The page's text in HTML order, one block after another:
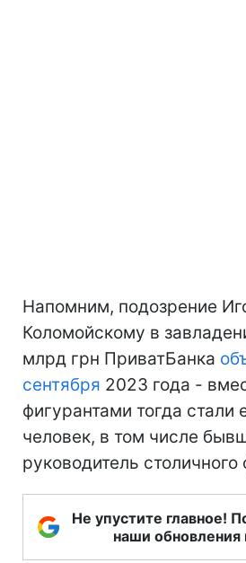
Напомним, подозрение
Коломойскому в
млрд грн ПриватБанка
сентября 2023 года -
фигурантами тогда стали
человек, в том числе
руководитель
Не упустите главное!
наши обновления